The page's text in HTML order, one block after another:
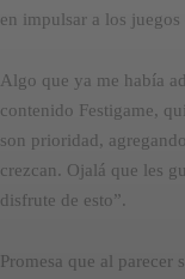
en impulsar a los juegos
Algo que ya me había
contenido Festigame,
son prioridad,
crezcan. Ojalá que les
disfrute de esto”.
Promesa que al parecer